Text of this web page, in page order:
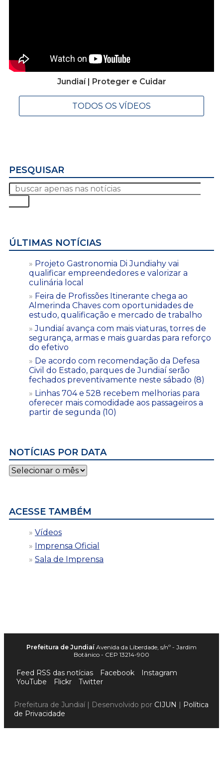
Jundiaí | Proteger e Cuidar
TODOS OS VÍDEOS
PESQUISAR
ÚLTIMAS NOTÍCIAS
Projeto Gastronomia Di Jundiahy vai
qualificar empreendedores e valorizar a
culinária local
Feira de Profissões Itinerante chega ao
Almerinda Chaves com oportunidades de
estudo, qualificação e mercado de trabalho
Jundiaí avança com mais viaturas, torres de
segurança, armas e mais guardas para reforço
do efetivo
De acordo com recomendação da Defesa
Civil do Estado, parques de Jundiaí serão
fechados preventivamente neste sábado (8)
Linhas 704 e 528 recebem melhorias para
oferecer mais comodidade aos passageiros a
partir de segunda (10)
NOTÍCIAS POR DATA
Notícias
por
ACESSE TAMBÉM
Vídeos
Imprensa Oficial
Sala de Imprensa
Prefeitura de Jundiaí Avenida da Liberdade, s/nº - Jardim
Botânico - CEP 13214-900
Feed RSS das notícias Facebook
Instagram
YouTube
Flickr Twitter
Prefeitura de Jundiaí | Desenvolvido por CIJUN | Política
de Privacidade